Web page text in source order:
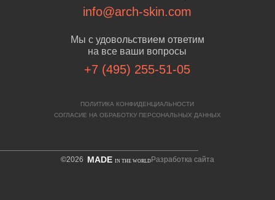
info@arch-skin.com
Мы с удовольствием ответим
на все ваши вопросы
+7 (495) 255-51-05
ПОЛИТИКА КОНФИДЕНЦИАЛЬНОСТИ
СОГЛАСИЕ НА ОБРАБОТКУ ПЕРСОНАЛЬНЫХ ДАННЫХ
©2026 MADE IN THE WORLDРазработка сайта